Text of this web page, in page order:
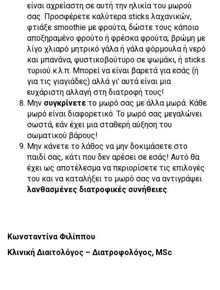
είναι αχρείαστη σε αυτή την ηλικία του μωρού
σας. Προσφέρετε καλύτερα sticks λαχανικών,
φτιάξε smoothie με φρούτα, δώστε τους κάποιο
αποξηραμένο φρούτο ή φρέσκα φρούτα, βρώμη με
λίγο χλιαρό μητρικό γάλα ή γάλα φόρμουλα ή νερό
και μπανάνα, φυστικοβούτυρο σε ψωμάκι, ή sticks
τυριού κ.λ.π. Μπορεί να είναι βαρετά για εσάς (ή
για τις γιαγιάδες) αλλά γι’ αυτά είναι μια
ευχάριστη αλλαγή στη διατροφή τους!
Μην συγκρίνετε το μωρό σας με άλλα μωρά. Κάθε
μωρό είναι διαφορετικό. Το μωρό σας μεγαλώνει
σωστά, εάν έχει μια σταθερή αύξηση του
σωματικού βάρους!
Μην κάνετε το λάθος να μην δοκιμάσετε στο
παιδί σας, κάτι που δεν αρέσει σε εσάς! Αυτό θα
έχει ως αποτέλεσμα να περιορίσετε τις επιλογές
του και να καταλήξει το μωρό σας να αντιγράψει
λανθασμένες διατροφικές συνήθειες.
Κωνσταντίνα Φιλίππου
Κλινική Διαιτολόγος – Διατροφολόγος, MSc